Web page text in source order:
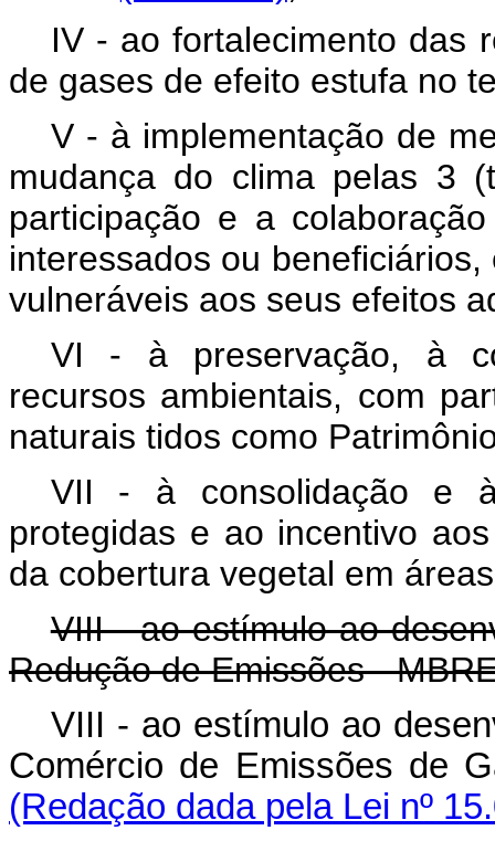
IV - ao fortalecimento das
de gases de efeito estufa no
V - à implementação de
mudança do clima pelas 3
participação e a
interessados ou
vulneráveis aos seus efeitos
VI - à preservação, à
recursos ambientais, com
naturais tidos como
VII - à consolidação e
protegidas e ao incentivo
da cobertura vegetal em
VIII - ao estímulo ao
Redução de Emissões -
VIII - ao estímulo ao
Comércio de Emissões
(Redação dada pela Lei nº